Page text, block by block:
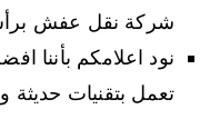
شركة نقل عفش
نود اعلامكم بأننا
تعمل بتقنيات حديثة